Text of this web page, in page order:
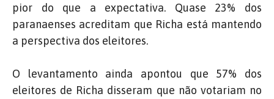
pior do que a expectativa. Quase 23% dos
paranaenses acreditam que Richa está mantendo
a perspectiva dos eleitores.
O levantamento ainda apontou que 57% dos
eleitores de Richa disseram que não votariam no